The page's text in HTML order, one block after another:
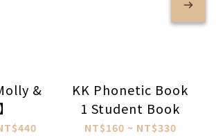
&
KK Phonetic Book
1 Student Book
NT$160 ~ NT$330